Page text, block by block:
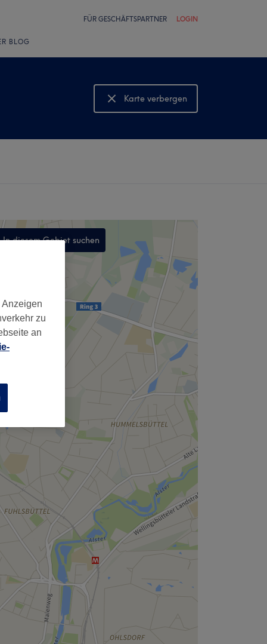
FÜR GESCHÄFTSPARTNER LOGIN
BLOG
Karte verbergen
Karte anzeigen
In diesem Gebiet suchen
zu
an